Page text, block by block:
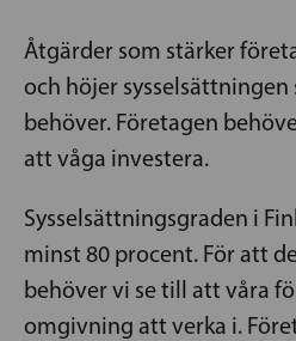
Åtgärder som stärker
och höjer
behöver. Företagen
att våga investera.
Sysselsättningsgraden i
minst 80 procent. För att
behöver vi se till att våra
omgivning att verka i.